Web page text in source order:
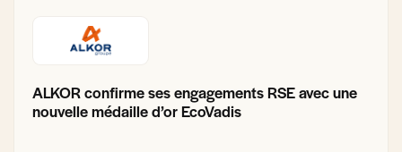
ALKOR confirme ses engagements RSE avec une
nouvelle médaille d’or EcoVadis